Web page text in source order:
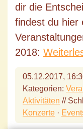
dir die
findest du hier
2018:
05.12.2017,
Kategorien:
Aktivitäten //
Konzerte ·